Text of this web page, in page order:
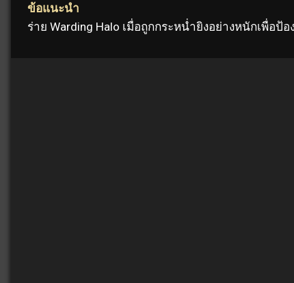
ข้อแนะนำ
ร่าย Warding Halo เมื่อถูกกระหน่ำยิงอย่างหนักเพื่อ